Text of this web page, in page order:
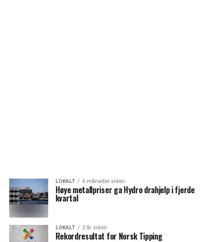
LOKALT 6 måneder siden
Høye metallpriser ga Hydro drahjelp i fjerde
kvartal
LOKALT 2 år siden
Rekordresultat for Norsk Tipping